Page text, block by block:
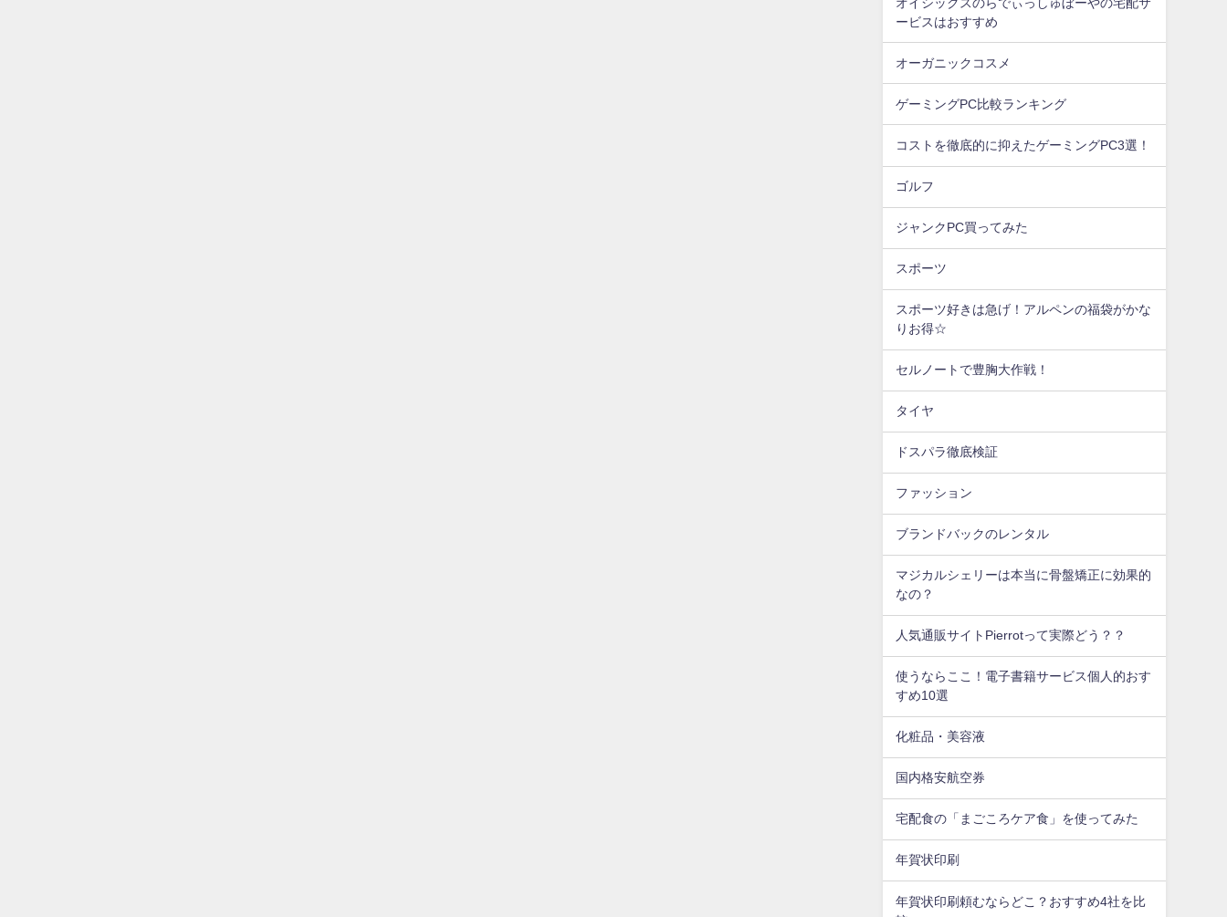
オイシックスのらでぃっしゅぼーやの宅配サ
ービスはおすすめ
オーガニックコスメ
ゲーミングPC比較ランキング
コストを徹底的に抑えたゲーミングPC3選！
ゴルフ
ジャンクPC買ってみた
スポーツ
スポーツ好きは急げ！アルペンの福袋がかな
りお得☆
セルノートで豊胸大作戦！
タイヤ
ドスパラ徹底検証
ファッション
ブランドバックのレンタル
マジカルシェリーは本当に骨盤矯正に効果的
なの？
人気通販サイトPierrotって実際どう？？
使うならここ！電子書籍サービス個人的おす
すめ10選
化粧品・美容液
国内格安航空券
宅配食の「まごころケア食」を使ってみた
年賀状印刷
年賀状印刷頼むならどこ？おすすめ4社を比